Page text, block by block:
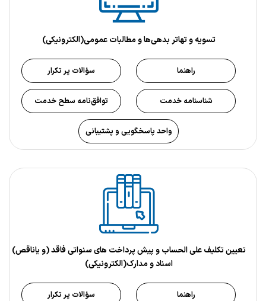
تسویه و تهاتر بدهی‌ها و مطالبات عمومی(الکترونیکی)
راهنما سؤالات پر تکرار
شناسنامه خدمت توافق‌نامه سطح خدمت
واحد پاسخگویی و پشتیبانی
تعيين تكليف علي الحساب و پيش پرداخت هاي سنواتي فاقد (و ياناقص)
اسناد و مدارك(الکترونیکی)
راهنما سؤالات پر تکرار